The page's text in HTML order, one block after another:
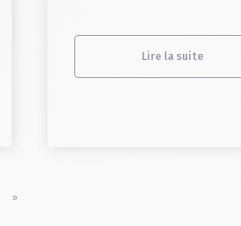
Lire la suite
»